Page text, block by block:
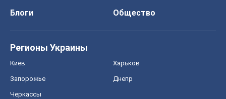
Блоги
Общество
Регионы Украины
Киев Харьков
Запорожье Днепр
Черкассы